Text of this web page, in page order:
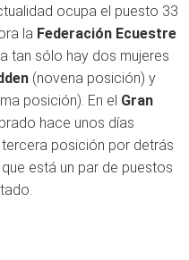
ocupa el puesto 33
la Federación Ecuestre
tan sólo hay dos mujeres
(novena posición) y
posición). En el Gran
hace unos días
posición por detrás
que está un par de puestos